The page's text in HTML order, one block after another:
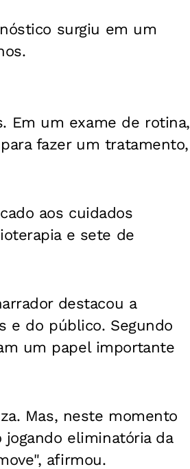
surgiu em um
Em um exame de rotina,
fazer um tratamento,
aos cuidados
e sete de
destacou a
e do público. Segundo
um papel importante
Mas, neste momento
jogando eliminatória da
afirmou.